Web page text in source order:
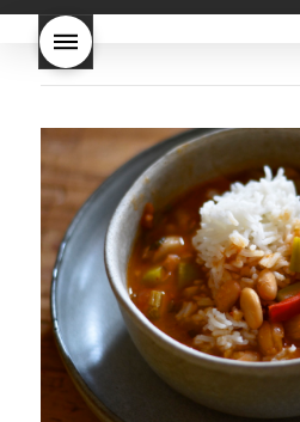
grossir les lentilles vertes
sont-elles bonnes pour la
santé les lentilles vertes
sont-elles bonnes pour vous
repas d'été repas de
printemps
salade d'endives
salade de lentilles vertes
taboulé taboulé et lentilles
vertes